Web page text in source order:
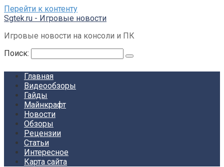
Перейти к контенту
Sgtek.ru - Игровые новости
Игровые новости на консоли и ПК
Поиск:
Главная
Видеообзоры
Гайды
Майнкрафт
Новости
Обзоры
Рецензии
Статьи
Интересное
Карта сайта